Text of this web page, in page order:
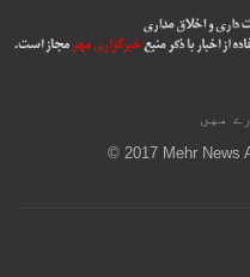
میں
© 2017 Mehr News